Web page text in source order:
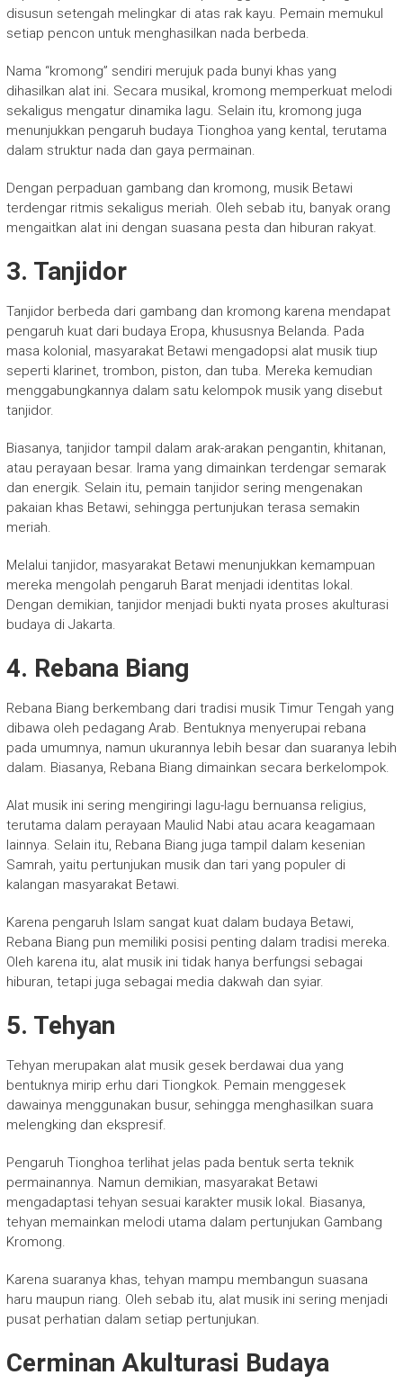
disusun setengah melingkar di atas rak kayu. Pemain memukul
setiap pencon untuk menghasilkan nada berbeda.
Nama “kromong” sendiri merujuk pada bunyi khas yang
dihasilkan alat ini. Secara musikal, kromong memperkuat melodi
sekaligus mengatur dinamika lagu. Selain itu, kromong juga
menunjukkan pengaruh budaya Tionghoa yang kental, terutama
dalam struktur nada dan gaya permainan.
Dengan perpaduan gambang dan kromong, musik Betawi
terdengar ritmis sekaligus meriah. Oleh sebab itu, banyak orang
mengaitkan alat ini dengan suasana pesta dan hiburan rakyat.
3. Tanjidor
Tanjidor berbeda dari gambang dan kromong karena mendapat
pengaruh kuat dari budaya Eropa, khususnya Belanda. Pada
masa kolonial, masyarakat Betawi mengadopsi alat musik tiup
seperti klarinet, trombon, piston, dan tuba. Mereka kemudian
menggabungkannya dalam satu kelompok musik yang disebut
tanjidor.
Biasanya, tanjidor tampil dalam arak-arakan pengantin, khitanan,
atau perayaan besar. Irama yang dimainkan terdengar semarak
dan energik. Selain itu, pemain tanjidor sering mengenakan
pakaian khas Betawi, sehingga pertunjukan terasa semakin
meriah.
Melalui tanjidor, masyarakat Betawi menunjukkan kemampuan
mereka mengolah pengaruh Barat menjadi identitas lokal.
Dengan demikian, tanjidor menjadi bukti nyata proses akulturasi
budaya di Jakarta.
4. Rebana Biang
Rebana Biang berkembang dari tradisi musik Timur Tengah yang
dibawa oleh pedagang Arab. Bentuknya menyerupai rebana
pada umumnya, namun ukurannya lebih besar dan suaranya lebih
dalam. Biasanya, Rebana Biang dimainkan secara berkelompok.
Alat musik ini sering mengiringi lagu-lagu bernuansa religius,
terutama dalam perayaan Maulid Nabi atau acara keagamaan
lainnya. Selain itu, Rebana Biang juga tampil dalam kesenian
Samrah, yaitu pertunjukan musik dan tari yang populer di
kalangan masyarakat Betawi.
Karena pengaruh Islam sangat kuat dalam budaya Betawi,
Rebana Biang pun memiliki posisi penting dalam tradisi mereka.
Oleh karena itu, alat musik ini tidak hanya berfungsi sebagai
hiburan, tetapi juga sebagai media dakwah dan syiar.
5. Tehyan
Tehyan merupakan alat musik gesek berdawai dua yang
bentuknya mirip erhu dari Tiongkok. Pemain menggesek
dawainya menggunakan busur, sehingga menghasilkan suara
melengking dan ekspresif.
Pengaruh Tionghoa terlihat jelas pada bentuk serta teknik
permainannya. Namun demikian, masyarakat Betawi
mengadaptasi tehyan sesuai karakter musik lokal. Biasanya,
tehyan memainkan melodi utama dalam pertunjukan Gambang
Kromong.
Karena suaranya khas, tehyan mampu membangun suasana
haru maupun riang. Oleh sebab itu, alat musik ini sering menjadi
pusat perhatian dalam setiap pertunjukan.
Cerminan Akulturasi Budaya